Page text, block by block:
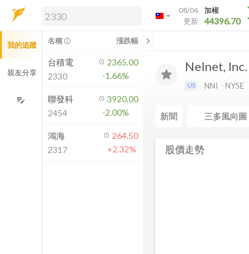
arrow_drop_down
08/06
更新
加權
44396.70
解鎖即時行情及進階功能
方案」，即可解鎖以下功能：
即時行情
即時市況與排行
成交金額熱力圖
前往方案訂閱
如何綁定合作券商
Nelnet, Inc.
US NNI NYSE
新聞 三多風向圖
股價走勢
我的追蹤
親友分享
edit_note
名稱 info_outline 漲跌幅 chevron_left
台積電
2330
2365.00
-1.66%
聯發科
2454
3920.00
-2.00%
鴻海
2317
264.50
+2.32%